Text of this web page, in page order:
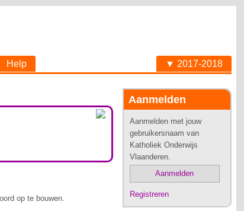
Help ▼ 2017-2018
Aanmelden
Aanmelden met jouw
gebruikersnaam van
Katholiek Onderwijs
Vlaanderen.
Aanmelden
Registreren
op te bouwen.